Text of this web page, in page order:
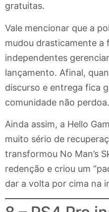
gratuitas.
Vale mencionar que a
mudou drasticamente a
independentes
lançamento. Afinal,
discurso e entrega fica
comunidade não perdoa.
Ainda assim, a Hello
muito sério de
transformou No Man’s
redenção e criou um
dar a volta por cima na